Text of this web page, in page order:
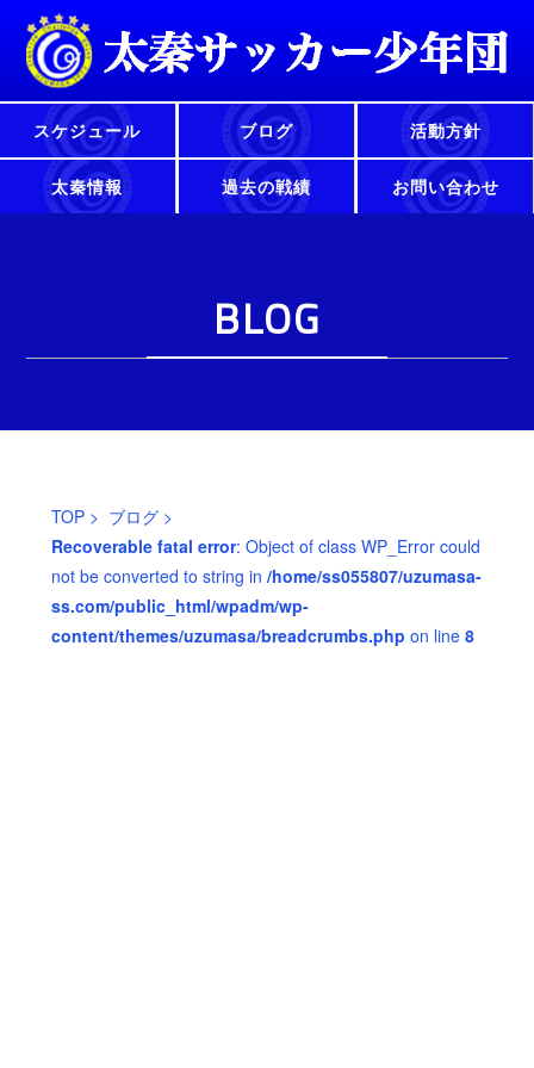
スケジュール ブログ 活動方針
太秦情報 過去の戦績 お問い合わせ
BLOG
TOP> ブログ>
Recoverable fatal error: Object of class WP_Error could
not be converted to string in /home/ss055807/uzumasa-
ss.com/public_html/wpadm/wp-
content/themes/uzumasa/breadcrumbs.php on line 8